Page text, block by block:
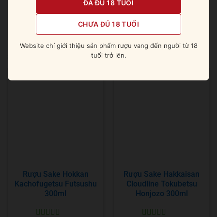
chất xúc tác giúp cho bữa tiệc của bạn được trọn vẹn,
và hương thơm của rượu cũng phát huy hết công lực.
Rượu Sake Hokkan
Kachofugetsu Futsushu
300ml
Rượu Sake Hakkaisan
Cloudline Tokubetsu
Honjozo 300ml
ĐÃ ĐỦ 18 TUỔI
CHƯA ĐỦ 18 TUỔI
Website chỉ giới thiệu sản phẩm rượu vang đến người từ 18
tuổi trở lên.